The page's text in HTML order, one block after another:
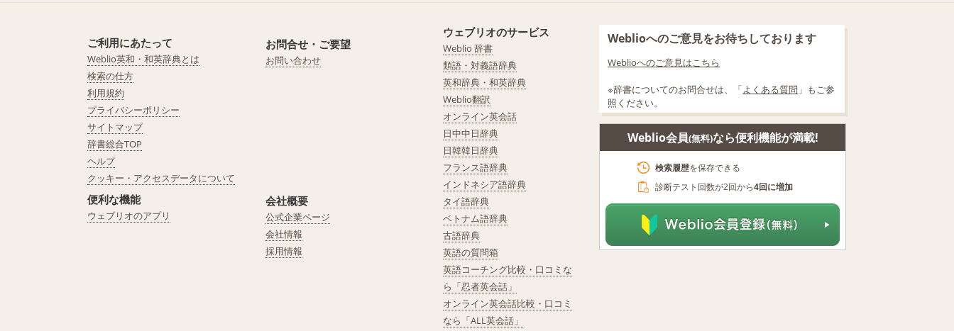
ご利用にあたって
Weblio英和・和英辞典とは
検索の仕方
利用規約
プライバシーポリシー
サイトマップ
辞書総合TOP
ヘルプ
クッキー・アクセスデータについて
便利な機能
ウェブリオのアプリ
お問合せ・ご要望
お問い合わせ
会社概要
公式企業ページ
会社情報
採用情報
ウェブリオのサービス
Weblio 辞書
類語・対義語辞典
英和辞典・和英辞典
Weblio翻訳
オンライン英会話
日中中日辞典
日韓韓日辞典
フランス語辞典
インドネシア語辞典
タイ語辞典
ベトナム語辞典
古語辞典
英語の質問箱
英語コーチング比較・口コミな
ら「忍者英会話」
オンライン英会話比較・口コミ
なら「ALL英会話」
Weblioへのご意見をお待ちしております
Weblioへのご意見はこちら
※辞書についてのお問合せは、「よくある質問 」もご参
照ください。
Weblio会員(無料)なら便利機能が満載!
検索履歴を保存できる
診断テスト回数が2回から4回に増加